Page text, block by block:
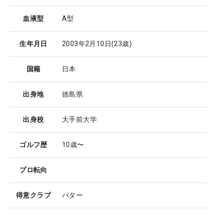
血液型 A型
生年月日 2003年2月10日(23歳)
国籍 日本
出身地 徳島県
出身校 大手前大学
ゴルフ歴 10歳〜
プロ転向
得意クラブ パター